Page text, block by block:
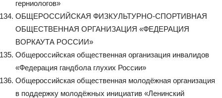
герниологов»
ОБЩЕРОССИЙСКАЯ ФИЗКУЛЬТУРНО-СПОРТИВНАЯ
ОБЩЕСТВЕННАЯ ОРГАНИЗАЦИЯ «ФЕДЕРАЦИЯ
ВОРКАУТА РОССИИ»
Общероссийская общественная организация инвалидов
«Федерация гандбола глухих России»
Общероссийская общественная молодёжная организация
в поддержку молодёжных инициатив «Ленинский